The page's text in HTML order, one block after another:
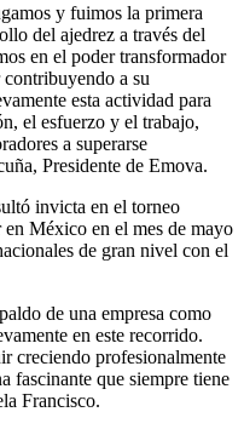
y fuimos la primera
del ajedrez a través del
en el poder transformador
a su
esta actividad para
el esfuerzo y el trabajo,
a superarse
Presidente de Emova.
invicta en el torneo
México en el mes de mayo
de gran nivel con el
de una empresa como
en este recorrido.
creciendo profesionalmente
fascinante que siempre tiene
Francisco.